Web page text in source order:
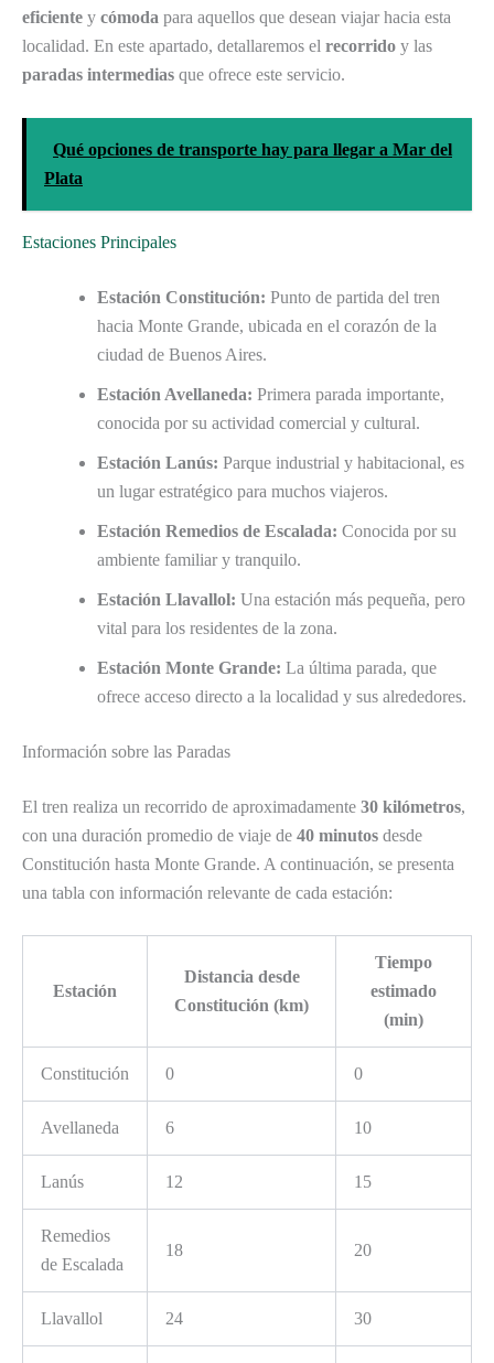
eficiente y cómoda para aquellos que desean viajar hacia esta
localidad. En este apartado, detallaremos el recorrido y las
paradas intermedias que ofrece este servicio.
Qué opciones de transporte hay para llegar a Mar del
Plata
Estaciones Principales
Estación Constitución: Punto de partida del tren
hacia Monte Grande, ubicada en el corazón de la
ciudad de Buenos Aires.
Estación Avellaneda: Primera parada importante,
conocida por su actividad comercial y cultural.
Estación Lanús: Parque industrial y habitacional, es
un lugar estratégico para muchos viajeros.
Estación Remedios de Escalada: Conocida por su
ambiente familiar y tranquilo.
Estación Llavallol: Una estación más pequeña, pero
vital para los residentes de la zona.
Estación Monte Grande: La última parada, que
ofrece acceso directo a la localidad y sus alrededores.
Información sobre las Paradas
El tren realiza un recorrido de aproximadamente 30 kilómetros,
con una duración promedio de viaje de 40 minutos desde
Constitución hasta Monte Grande. A continuación, se presenta
una tabla con información relevante de cada estación:
Estación
Distancia desde
Constitución (km)
Tiempo
estimado
(min)
Constitución 0 0
Avellaneda 6 10
Lanús 12 15
Remedios
de Escalada
18 20
Llavallol 24 30